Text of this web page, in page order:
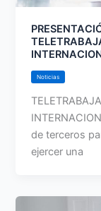
Noticias
de terceros
ejercer una